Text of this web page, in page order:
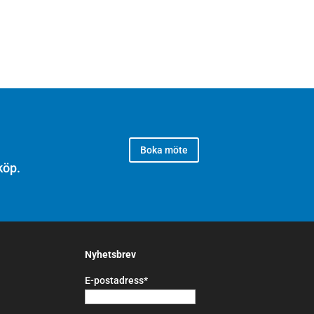
Boka möte
Nyhetsbrev
E-postadress*